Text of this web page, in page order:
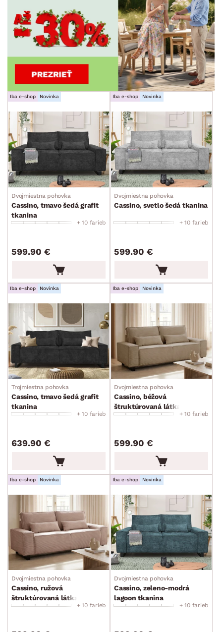
Iba e-shop Novinka
Dvojmiestna pohovka
Cassino, tmavo šedá grafit
tkanina
+ 10 farieb
599.90 €
Iba e-shop Novinka
Dvojmiestna pohovka
Cassino, svetlo šedá tkanina
+ 10 farieb
599.90 €
Iba e-shop Novinka
Trojmiestna pohovka
Cassino, tmavo šedá grafit
tkanina
+ 10 farieb
639.90 €
Iba e-shop Novinka
Dvojmiestna pohovka
Cassino, béžová
štruktúrovaná látka
+ 10 farieb
599.90 €
Iba e-shop Novinka
Dvojmiestna pohovka
Cassino, ružová
štruktúrovaná látka
+ 10 farieb
Iba e-shop Novinka
Dvojmiestna pohovka
Cassino, zeleno-modrá
lagoon tkanina
+ 10 farieb